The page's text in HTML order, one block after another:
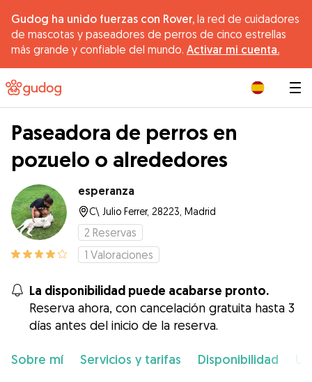
Gudog ha unido fuerzas con Rover, la red de cuidadores
de mascotas y paseadores de perros de cinco estrellas
más grande y confiable del mundo. Activar mi cuenta.
Paseadora de perros en
pozuelo o alrededores
esperanza
C\ Julio Ferrer, 28223, Madrid
2 Reservas
1 Valoraciones
La disponibilidad puede acabarse pronto.
Reserva ahora, con cancelación gratuita hasta 3
días antes del inicio de la reserva.
Sobre mí Servicios y tarifas Disponibilidad